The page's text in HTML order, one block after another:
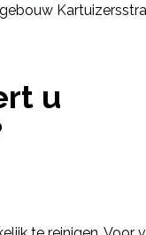
u